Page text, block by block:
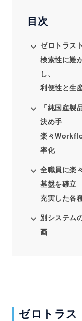
目次
ゼロトラス
検索性に難
し、
利便性と生
「純国産
決め手
楽々
率化
全職員に楽
基盤を確立
充実した各
別システム
画
ゼロトラス